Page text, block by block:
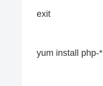
exit
yum install php-*